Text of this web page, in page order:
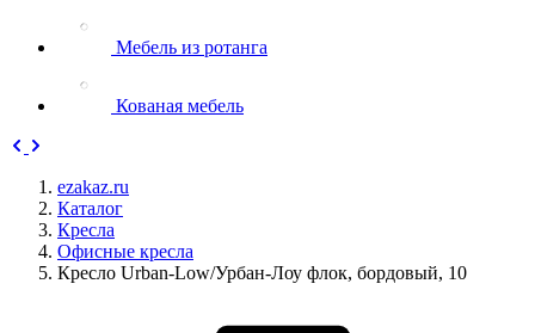
Мебель из ротанга
Кованая мебель
ezakaz.ru
Каталог
Кресла
Офисные кресла
Кресло Urban-Low/Урбан-Лоу флок, бордовый, 10